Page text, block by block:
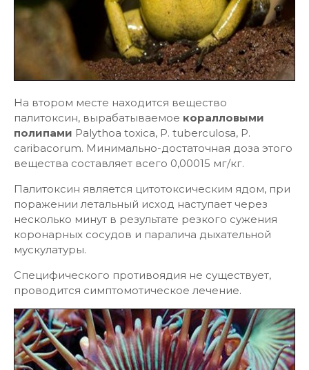
На втором месте находится вещество
палитоксин, вырабатываемое коралловыми
полипами Palythoa toxica, P. tuberculosa, P.
сaribacorum. Минимально-достаточная доза этого
вещества составляет всего 0,00015 мг/кг.
Палитоксин является цитотоксическим ядом, при
поражении летальный исход наступает через
несколько минут в результате резкого сужения
коронарных сосудов и паралича дыхательной
мускулатуры.
Специфического противоядия не существует,
проводится симптомотическое лечение.